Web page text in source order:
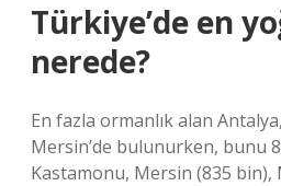
Türkiye’de en
nerede?
En fazla ormanlık alan
Mersin’de bulunurken, bunu
Kastamonu, Mersin (835 bin),